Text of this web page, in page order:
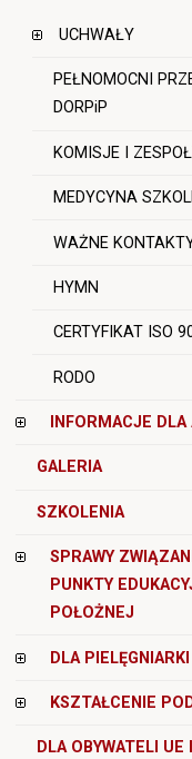
UCHWAŁY
PEŁNOMOCNI
DORPiP
KOMISJE I
MEDYCYNA
WAŻNE
HYMN
CERTYFIKAT ISO
RODO
INFORMACJE
GALERIA
SZKOLENIA
SPRAWY
PUNKTY
POŁOŻNEJ
DLA
KSZTAŁCENIE
DLA OBYWATELI